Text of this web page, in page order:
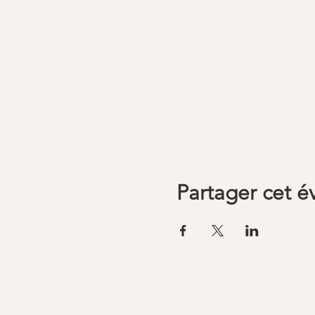
Partager cet